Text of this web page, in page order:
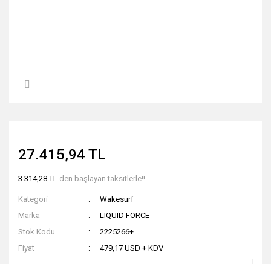
27.415,94 TL
3.314,28 TL den başlayan taksitlerle!!
Kategori
Wakesurf
Marka
LIQUID FORCE
Stok Kodu
2225266+
Fiyat
479,17 USD + KDV